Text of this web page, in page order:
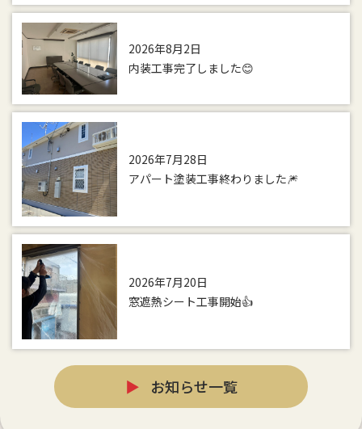
2026年8月2日
内装工事完了しました😊
2026年7月28日
アパート塗装工事終わりました🎆
2026年7月20日
窓遮熱シート工事開始👍
▶ お知らせ一覧